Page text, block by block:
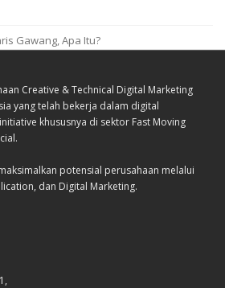
Gawang, Apa Itu?
Creative & Technical Digital Marketing
yang telah bekerja dalam digital
khususnya di sektor Fast Moving
potensial perusahaan melalui
dan Digital Marketing.